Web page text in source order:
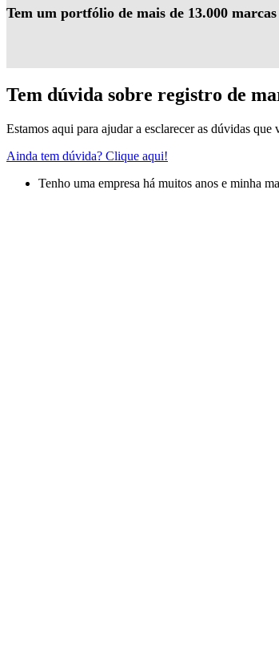
Tem um portfólio de mais de 13.000
Tem dúvida sobre registro de
Estamos aqui para ajudar a esclarecer as dúvidas
Ainda tem dúvida? Clique aqui!
Tenho uma empresa há muitos anos e minha